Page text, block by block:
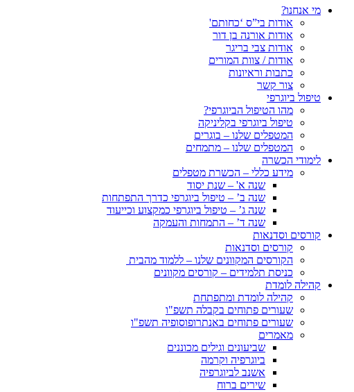
מי אנחנו?
אודות בי”ס ‘כחותם'
אודות אורנה בן דור
אודות צבי בריגר
אודות / צוות המורים
כתבות וראיונות
צור קשר
טיפול ביוגרפי
מהו הטיפול הביוגרפי?
טיפול ביוגרפי בקליניקה
המטפלים שלנו – בוגרים
המטפלים שלנו – מתמחים
לימודי הכשרה
מידע כללי – הכשרת מטפלים
שנה א' – שנת יסוד
שנה ב’ – טיפול ביוגרפי כדרך התפתחות
שנה ג’ – טיפול ביוגרפי כמקצוע וכייעוד
שנה ד’ – התמחות והעמקה
קורסים וסדנאות
קורסים וסדנאות
הקורסים המקוונים שלנו – ללמוד מהבית
כניסת תלמידים – קורסים מקוונים
קהילה לומדת
קהילה לומדת ומתפתחת
שעורים פתוחים בקבלה תשפ"ו
שעורים פתוחים באנתרופוסופיה תשפ"ו
מאמרים
שביעונים וגילים מכוננים
ביוגרפיה וקרמה
אשנב לביוגרפיה
שירים ברוח